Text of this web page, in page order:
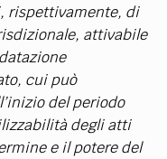
rispettivamente, di
attivabile
cui può
del periodo
degli atti
e il potere del